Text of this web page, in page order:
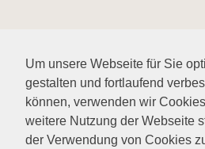
Um unsere Webseite für Sie
gestalten und fortlaufend
können, verwenden wir
weitere Nutzung der Webseite
der Verwendung von Cookies